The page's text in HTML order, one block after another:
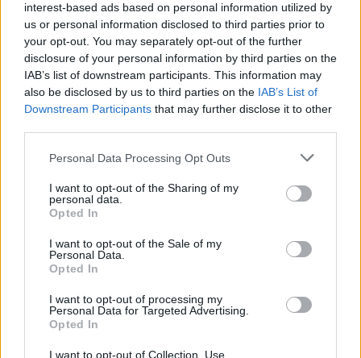
interest-based ads based on personal information utilized by
us or personal information disclosed to third parties prior to
your opt-out. You may separately opt-out of the further
disclosure of your personal information by third parties on the
IAB’s list of downstream participants. This information may
also be disclosed by us to third parties on the IAB’s List of
Downstream Participants that may further disclose it to other
Personal Data Processing Opt Outs
I want to opt-out of the Sharing of my
personal data.
Opted In
I want to opt-out of the Sale of my
Personal Data.
Opted In
I want to opt-out of processing my
Personal Data for Targeted Advertising.
Opted In
I want to opt-out of Collection, Use,
Eladó adatai
Eladó:Aukcio.net - Mike
Portobello Aukciósház
Cím: Vízkeleti Lívia
+36703805044
Telefon: +36703805044
Bemutatkozás: Immár közel 30 éve, hogy a Múzeum körúton
elkezdte működését a Mike és Tsa Antikvárium, majd 2010-ben
a Portobello aukciósház kiegészítette az addigi tevékenységét
és megszületett a Mike Portobello Aukciósház. 2022-től saját
oldalunkon bonyolítjuk árverésünket. www.aukcio.net
GALÉRIA TOVÁBBI MŰTÁRGYAI